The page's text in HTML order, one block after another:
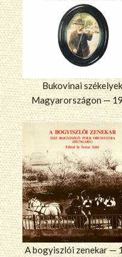
Bukovinai székelyek
Magyarországon —
A bogyiszlói zenekar —